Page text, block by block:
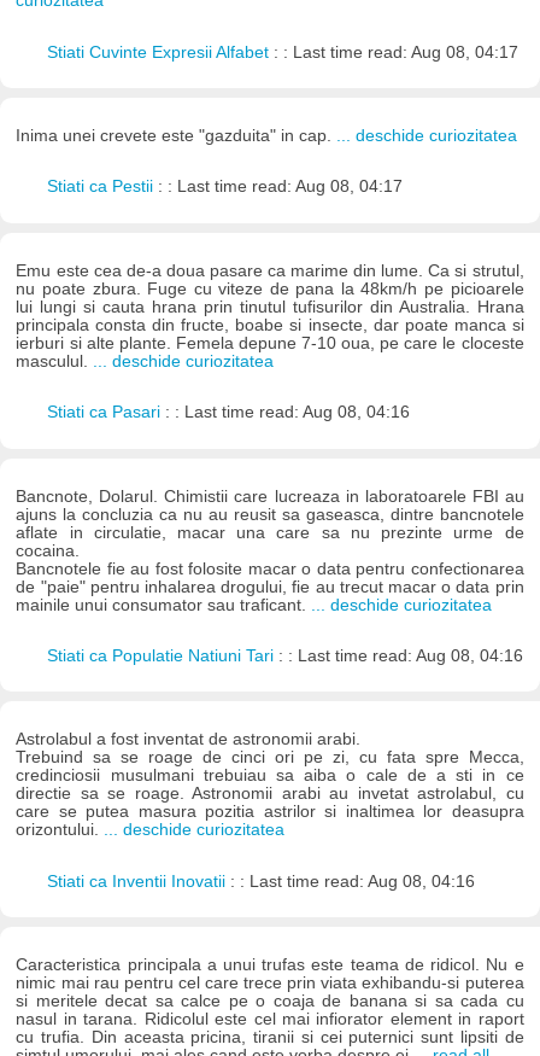
Stiati Cuvinte Expresii Alfabet : : Last time read: Aug 08, 04:17
Inima unei crevete este "gazduita" in cap. ... deschide curiozitatea
Stiati ca Pestii : : Last time read: Aug 08, 04:17
Emu este cea de-a doua pasare ca marime din lume. Ca si strutul,
nu poate zbura. Fuge cu viteze de pana la 48km/h pe picioarele
lui lungi si cauta hrana prin tinutul tufisurilor din Australia. Hrana
principala consta din fructe, boabe si insecte, dar poate manca si
ierburi si alte plante. Femela depune 7-10 oua, pe care le cloceste
masculul.
... deschide curiozitatea
Stiati ca Pasari : : Last time read: Aug 08, 04:16
Bancnote, Dolarul. Chimistii care lucreaza in laboratoarele FBI au
ajuns la concluzia ca nu au reusit sa gaseasca, dintre bancnotele
aflate in circulatie, macar una care sa nu prezinte urme de
cocaina.
Bancnotele fie au fost folosite macar o data pentru confectionarea
de "paie" pentru inhalarea drogului, fie au trecut macar o data prin
mainile unui consumator sau traficant.
... deschide curiozitatea
Stiati ca Populatie Natiuni Tari : : Last time read: Aug 08, 04:16
Astrolabul a fost inventat de astronomii arabi.
Trebuind sa se roage de cinci ori pe zi, cu fata spre Mecca,
credinciosii musulmani trebuiau sa aiba o cale de a sti in ce
directie sa se roage. Astronomii arabi au invetat astrolabul, cu
care se putea masura pozitia astrilor si inaltimea lor deasupra
orizontului. ... deschide curiozitatea
Stiati ca Inventii Inovatii : : Last time read: Aug 08, 04:16
Caracteristica principala a unui trufas este teama de ridicol. Nu e
nimic mai rau pentru cel care trece prin viata exhibandu-si puterea
si meritele decat sa calce pe o coaja de banana si sa cada cu
nasul in tarana. Ridicolul este cel mai infiorator element in raport
cu trufia. Din aceasta pricina, tiranii si cei puternici sunt lipsiti de